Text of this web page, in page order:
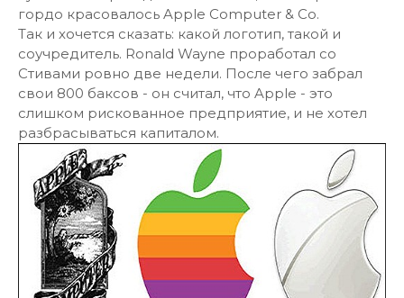
гордо красовалось Apple Computer & Co.
Так и хочется сказать: какой логотип, такой и
соучредитель. Ronald Wayne проработал со
Стивами ровно две недели. После чего забрал
свои 800 баксов - он считал, что Apple - это
слишком рискованное предприятие, и не хотел
разбрасываться капиталом.